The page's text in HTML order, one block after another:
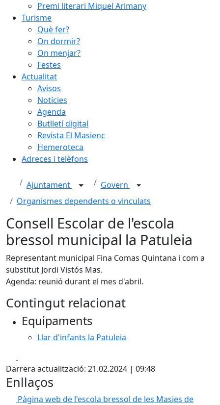
Premi literari Miquel Arimany
Turisme
Què fer?
On dormir?
On menjar?
Festes
Actualitat
Avisos
Notícies
Agenda
Butlletí digital
Revista El Masienc
Hemeroteca
Adreces i telèfons
Ajuntament
Govern
Organismes dependents o vinculats
Consell Escolar de l'escola
bressol municipal la Patuleia
Representant municipal Fina Comas Quintana i com a
substitut Jordi Vistós Mas.
Agenda: reunió durant el mes d'abril.
Contingut relacionat
Equipaments
Llar d'infants la Patuleia
Darrera actualització: 21.02.2024 | 09:48
Enllaços
Pàgina web de l'escola bressol de les Masies de